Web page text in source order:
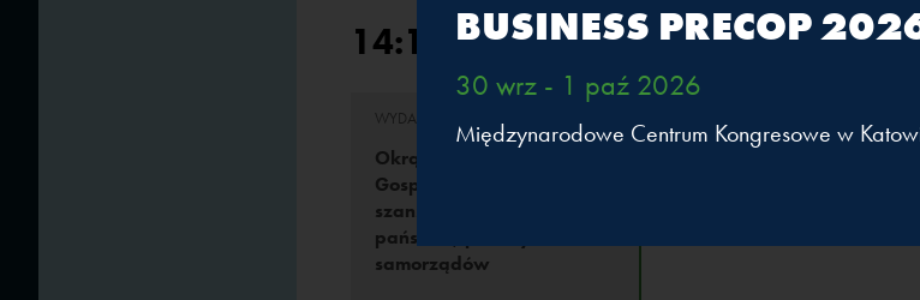
14:15-17:30
WYDARZENIA TOWARZYSZĄCE
Okrągły Stół Odpadowy.
Gospodarka odpadami –
szansa i wyzwania dla
państwa, przemysłu i
samorządów
BUSINESS PRECOP
30 wrz - 1 paź 2026
Międzynarodowe Centrum Kongresowe w